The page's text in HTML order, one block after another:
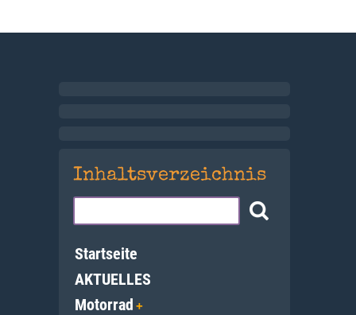
Inhaltsverzeichnis
Startseite
AKTUELLES
Motorrad